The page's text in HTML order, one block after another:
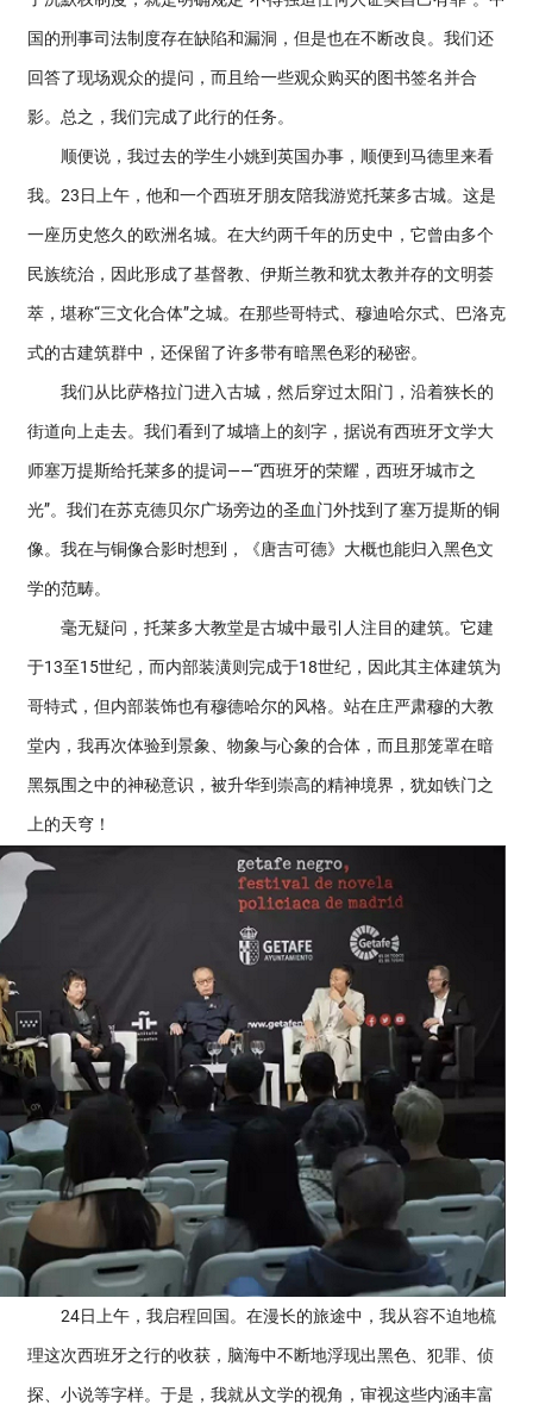
国的刑事司法制度存在缺陷和漏洞，但是也在不断改良。我们还
回答了现场观众的提问，而且给一些观众购买的图书签名并合
影。总之，我们完成了此行的任务。
顺便说，我过去的学生小姚到英国办事，顺便到马德里来看
我。23日上午，他和一个西班牙朋友陪我游览托莱多古城。这是
一座历史悠久的欧洲名城。在大约两千年的历史中，它曾由多个
民族统治，因此形成了基督教、伊斯兰教和犹太教并存的文明荟
萃，堪称“三文化合体”之城。在那些哥特式、穆迪哈尔式、巴洛克
式的古建筑群中，还保留了许多带有暗黑色彩的秘密。
我们从比萨格拉门进入古城，然后穿过太阳门，沿着狭长的
街道向上走去。我们看到了城墙上的刻字，据说有西班牙文学大
师塞万提斯给托莱多的提词——“西班牙的荣耀，西班牙城市之
光”。我们在苏克德贝尔广场旁边的圣血门外找到了塞万提斯的铜
像。我在与铜像合影时想到，《唐吉可德》大概也能归入黑色文
学的范畴。
毫无疑问，托莱多大教堂是古城中最引人注目的建筑。它建
于13至15世纪，而内部装潢则完成于18世纪，因此其主体建筑为
哥特式，但内部装饰也有穆德哈尔的风格。站在庄严肃穆的大教
堂内，我再次体验到景象、物象与心象的合体，而且那笼罩在暗
黑氛围之中的神秘意识，被升华到崇高的精神境界，犹如铁门之
上的天穹！
24日上午，我启程回国。在漫长的旅途中，我从容不迫地梳
理这次西班牙之行的收获，脑海中不断地浮现出黑色、犯罪、侦
探、小说等字样。于是，我就从文学的视角，审视这些内涵丰富